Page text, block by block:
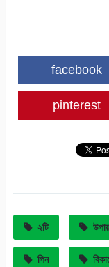
facebook
pinterest
২টি উপায়
পিন